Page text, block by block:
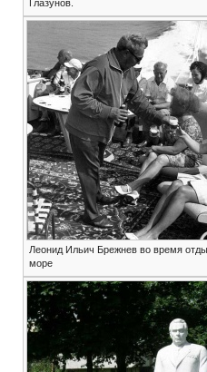
Глазунов.
Леонид Ильич Брежнев во время
море